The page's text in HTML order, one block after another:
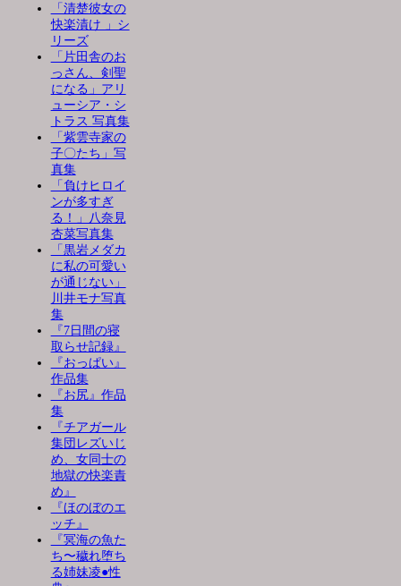
「清楚彼女の
快楽漬け 」シ
リーズ
「片田舎のお
っさん、剣聖
になる」アリ
ューシア・シ
トラス 写真集
「紫雲寺家の
子〇たち」写
真集
「負けヒロイ
ンが多すぎ
る！」八奈見
杏菜写真集
「黒岩メダカ
に私の可愛い
が通じない」
川井モナ写真
集
『7日間の寝
取らせ記録』
『おっぱい』
作品集
『お尻』作品
集
『チアガール
集団レズいじ
め、女同士の
地獄の快楽責
め』
『ほのぼのエ
ッチ』
『冥海の魚た
ち〜穢れ堕ち
る姉妹凌●性